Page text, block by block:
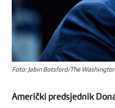
Foto: Jabin Botsford/The
Američki predsjednik